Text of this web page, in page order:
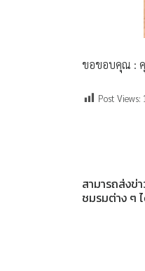
ขอขอบคุณ :
Post Views:
สามารถส่งข่
ชมรมต่าง ๆ